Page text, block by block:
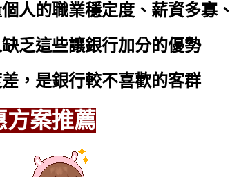
人的職業穩定度、薪資多寡、
乏這些讓銀行加分的優勢
，是銀行較不喜歡的客群
方案推薦